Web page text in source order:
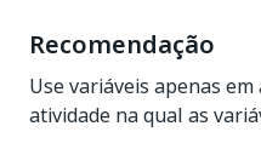
Recomendação
Use variáveis apenas
atividade na qual as